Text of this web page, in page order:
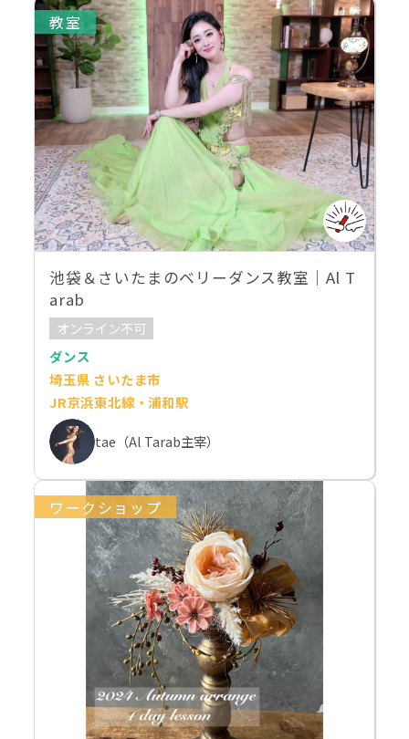
教室
池袋＆さいたまのベリーダンス教室｜Al T
arab
オンライン不可
ダンス
埼玉県 さいたま市
JR京浜東北線・浦和駅
tae（Al Tarab主宰）
ワークショップ